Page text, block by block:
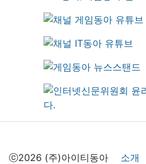
ⓒ2026 (주)아이티동아 소개